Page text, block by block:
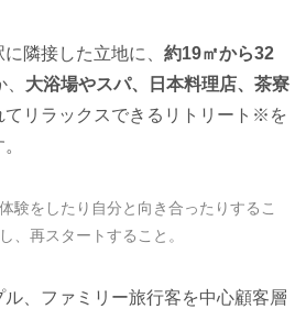
隣接した立地に、 約19㎡から32
大浴場やスパ、日本料理店、茶寮
てリラックスできるリトリート※を
験をしたり自分と向き合ったりするこ
、再スタートすること。
、ファミリー旅行客を中心顧客層